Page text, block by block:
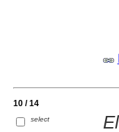
10 / 14
select